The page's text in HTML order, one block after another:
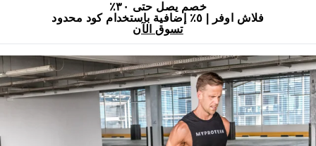
خصم يصل حتى ٣٠٪
فلاش اوفر | ٥٪ إضافية باستخدام كود محدود
تسوق الآن